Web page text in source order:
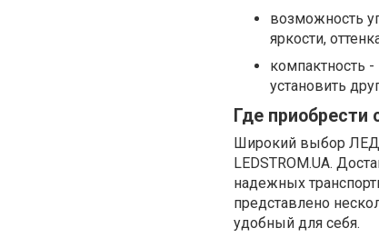
возможность
яркости,
компактность
установить
Где приобрести
Широкий выбор
LEDSTROM.UA.
надежных
представлено
удобный для себя.